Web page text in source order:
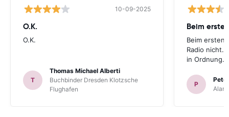
10-09-2025
O.K.
O.K.
T
Thomas Michael Alberti
Buchbinder Dresden Klotzsche
Flughafen
Beim
Beim ersten
Radio nicht.
in Ordnung.
P